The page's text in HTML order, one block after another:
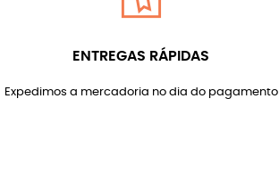
ENTREGAS RÁPIDAS
Expedimos a mercadoria no dia do pagamento